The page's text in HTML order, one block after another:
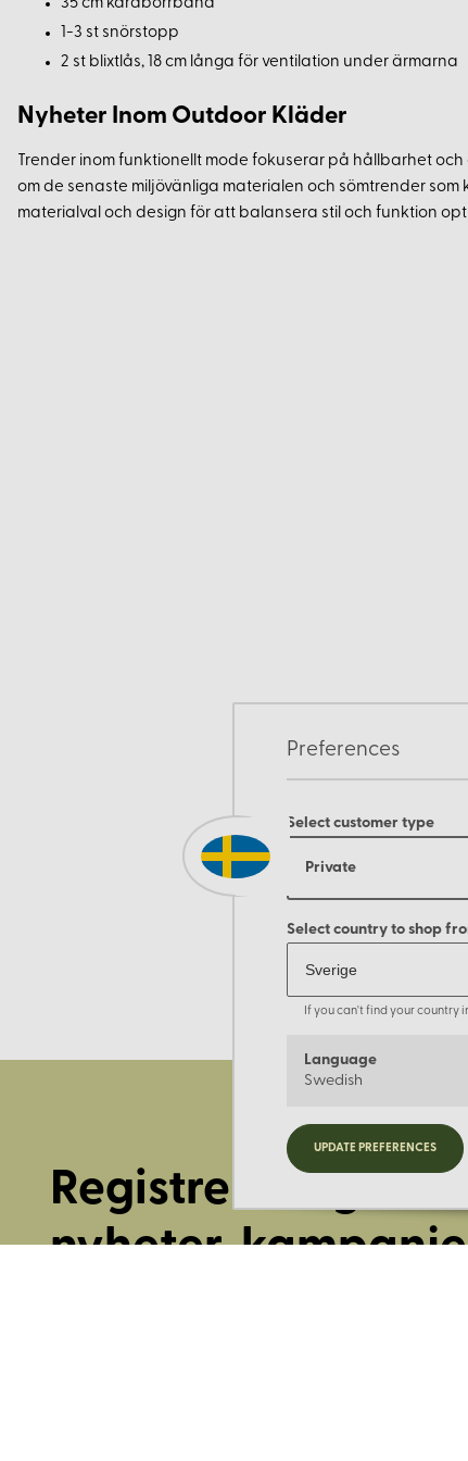
Preferences
Select customer type
Private
Select country to shop
If you can't find your country
Language
Swedish
UPDATE PREFERENCES
35 cm kardborrband
1-3 st snörstopp
2 st blixtlås, 18 cm långa för ventilation under ärmarna
Nyheter Inom Outdoor Kläder
Trender inom funktionellt mode fokuserar på hållbarhet
om de senaste miljövänliga materialen och sömtrender
materialval och design för att balansera stil och funktion
Registrera dig för
nyheter,